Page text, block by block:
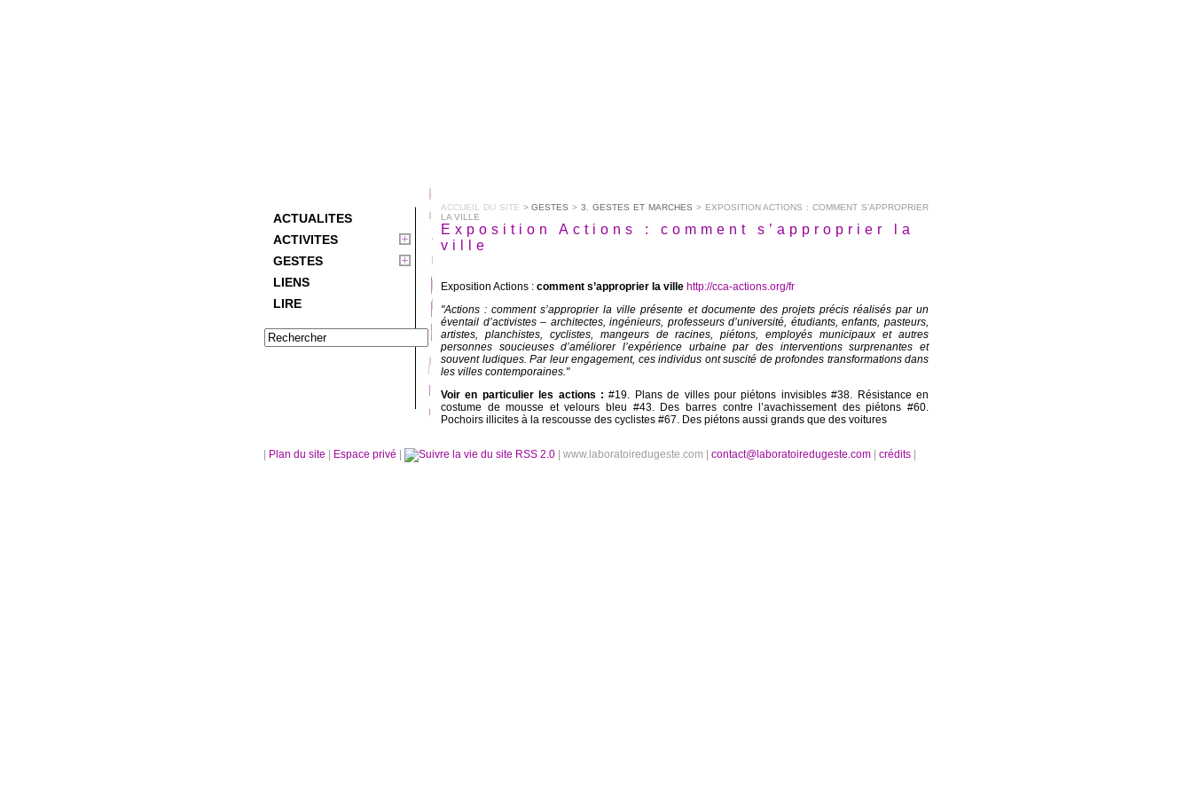
ACTUALITES
ACTIVITES
GESTES
LIENS
LIRE
ACCUEIL DU SITE >GESTES >3. GESTES ET MARCHES > EXPOSITION ACTIONS : COMMENT S’APPROPRIER
LA VILLE
Exposition Actions : comment s’approprier la
ville
Exposition Actions : comment s’approprier la ville http://cca-actions.org/fr
"Actions : comment s’approprier la ville présente et documente des projets précis réalisés par un
éventail d’activistes – architectes, ingénieurs, professeurs d’université, étudiants, enfants, pasteurs,
artistes, planchistes, cyclistes, mangeurs de racines, piétons, employés municipaux et autres
personnes soucieuses d’améliorer l’expérience urbaine par des interventions surprenantes et
souvent ludiques. Par leur engagement, ces individus ont suscité de profondes transformations dans
les villes contemporaines."
Voir en particulier les actions : #19. Plans de villes pour piétons invisibles #38. Résistance en
costume de mousse et velours bleu #43. Des barres contre l’avachissement des piétons #60.
Pochoirs illicites à la rescousse des cyclistes #67. Des piétons aussi grands que des voitures
Plan du site Espace privé RSS 2.0 | www.laboratoiredugeste.com | contact@laboratoiredugeste.com crédits